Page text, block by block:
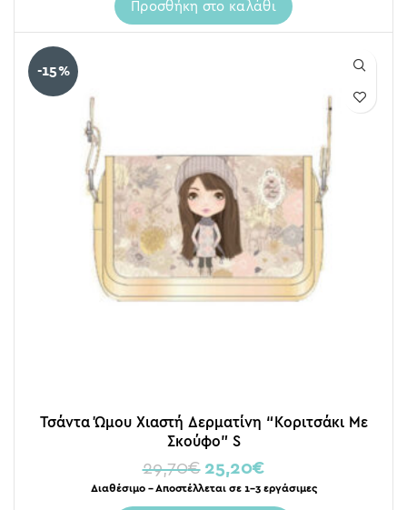
Προσθήκη στο καλάθι
-15%
Τσάντα Ώμου Χιαστή Δερματίνη “Κοριτσάκι Με
Σκούφο” S
29,70€ 25,20€
Διαθέσιμο – Αποστέλλεται σε 1-3 εργάσιμες